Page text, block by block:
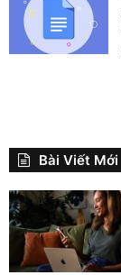
Bài Viết Mới